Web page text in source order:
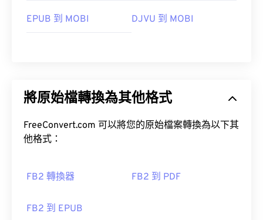
EPUB 到 MOBI DJVU 到 MOBI
將原始檔轉換為其他格式
FreeConvert.com 可以將您的原始檔案轉換為以下其
他格式：
FB2 轉換器 FB2 到 PDF
FB2 到 EPUB